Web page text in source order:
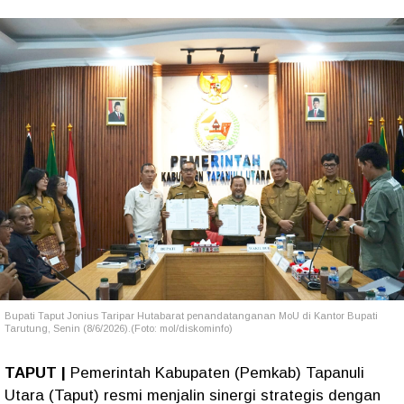
Bupati Taput Jonius Taripar Hutabarat penandatanganan MoU di Kantor Bupati
Tarutung, Senin (8/6/2026).(Foto: mol/diskominfo)
TAPUT | Pemerintah Kabupaten (Pemkab) Tapanuli
Utara (Taput) resmi menjalin sinergi strategis dengan